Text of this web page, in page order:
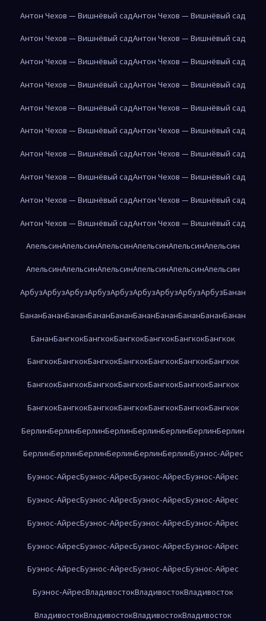
Антон Чехов — Вишнёвый садАнтон Чехов — Вишнёвый сад
Антон Чехов — Вишнёвый садАнтон Чехов — Вишнёвый сад
Антон Чехов — Вишнёвый садАнтон Чехов — Вишнёвый сад
Антон Чехов — Вишнёвый садАнтон Чехов — Вишнёвый сад
Антон Чехов — Вишнёвый садАнтон Чехов — Вишнёвый сад
Антон Чехов — Вишнёвый садАнтон Чехов — Вишнёвый сад
Антон Чехов — Вишнёвый садАнтон Чехов — Вишнёвый сад
Антон Чехов — Вишнёвый садАнтон Чехов — Вишнёвый сад
Антон Чехов — Вишнёвый садАнтон Чехов — Вишнёвый сад
Антон Чехов — Вишнёвый садАнтон Чехов — Вишнёвый сад
АпельсинАпельсинАпельсинАпельсинАпельсинАпельсин
АпельсинАпельсинАпельсинАпельсинАпельсинАпельсин
АрбузАрбузАрбузАрбузАрбузАрбузАрбузАрбузАрбузБанан
БананБананБананБананБананБананБананБананБананБанан
БананБангкокБангкокБангкокБангкокБангкокБангкок
БангкокБангкокБангкокБангкокБангкокБангкокБангкок
БангкокБангкокБангкокБангкокБангкокБангкокБангкок
БангкокБангкокБангкокБангкокБангкокБангкокБангкок
БерлинБерлинБерлинБерлинБерлинБерлинБерлинБерлин
БерлинБерлинБерлинБерлинБерлинБерлинБуэнос-Айрес
Буэнос-АйресБуэнос-АйресБуэнос-АйресБуэнос-Айрес
Буэнос-АйресБуэнос-АйресБуэнос-АйресБуэнос-Айрес
Буэнос-АйресБуэнос-АйресБуэнос-АйресБуэнос-Айрес
Буэнос-АйресБуэнос-АйресБуэнос-АйресБуэнос-Айрес
Буэнос-АйресБуэнос-АйресБуэнос-АйресБуэнос-Айрес
Буэнос-АйресВладивостокВладивостокВладивосток
ВладивостокВладивостокВладивостокВладивосток